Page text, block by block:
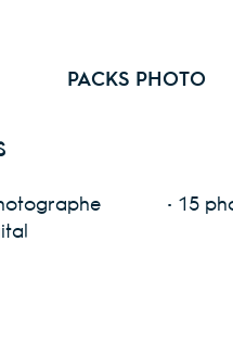
PACKS PHOTO
• 15